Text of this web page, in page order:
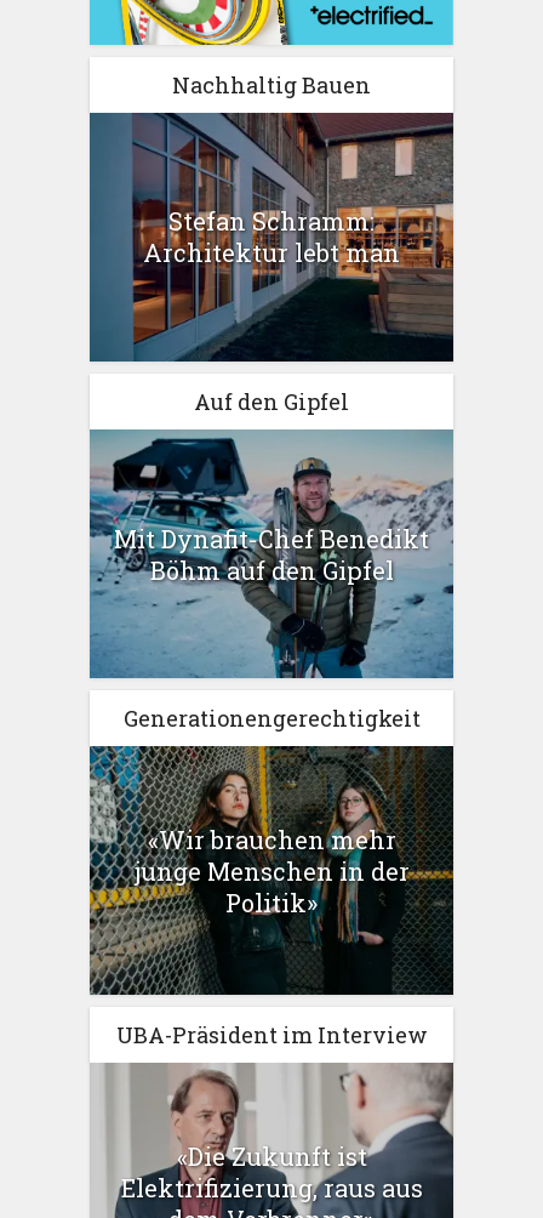
Nachhaltig Bauen
Stefan Schramm:
Architektur lebt man
Auf den Gipfel
Mit Dynafit-Chef Benedikt
Böhm auf den Gipfel
Generationengerechtigkeit
«Wir brauchen mehr
junge Menschen in der
Politik»
UBA-Präsident im Interview
«Die Zukunft ist
Elektrifizierung, raus aus